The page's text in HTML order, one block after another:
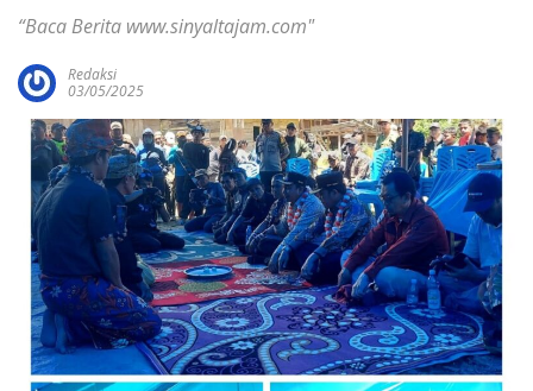
“Baca Berita www.sinyaltajam.com"
Redaksi
03/05/2025